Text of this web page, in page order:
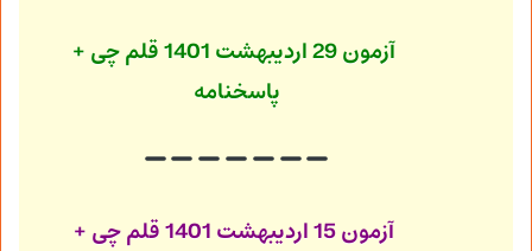
آزمون 29 اردیبهشت 1401
قلم چی +
پاسخنامه
آزمون 15 اردیبهشت 1401
قلم چی +